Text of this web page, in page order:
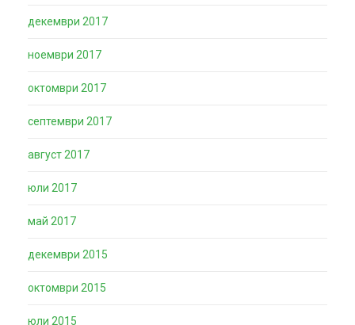
декември 2017
ноември 2017
октомври 2017
септември 2017
август 2017
юли 2017
май 2017
декември 2015
октомври 2015
юли 2015